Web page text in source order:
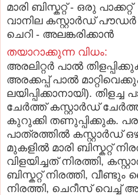
മാരി ബിസ്കറ്റ് - ഒരു പാക്കറ്റ്
വാനില കസ്റ്റാര്‍ഡ്
ചെറി - അലങ്കരിക്കാന്‍
തയാറാക്കുന്ന വിധം:
അരലിറ്റര്‍ പാല്‍
അരക്കപ്പ് പാല്‍
ലയിപ്പിക്കാനായി).
ചേര്‍ത്ത് കസ്റ്റാര്‍ഡ്
കുറുക്കി തണുപ്പിക്കുക.
പാത്രത്തില്‍ കസ്റ്റാര്‍ഡ്
മുകളില്‍ മാരി ബിസ്കറ്റ്
വിളയിച്ചത് നിരത്തി,
ബിസ്കറ്റ് നിരത്തി, വീണ്ടും
നിരത്തി, ചെറീസ് വെച്ച്